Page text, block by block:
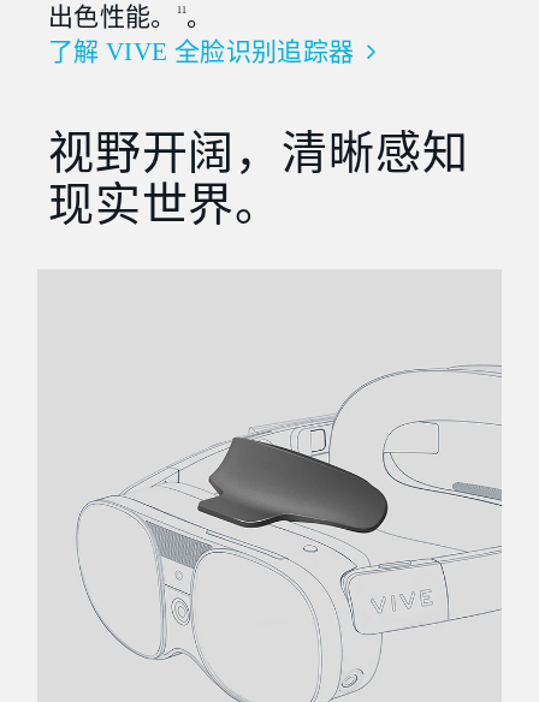
出色性能。
11。
了解 VIVE 全脸识别追踪器
视野开阔，清晰感知
现实世界。